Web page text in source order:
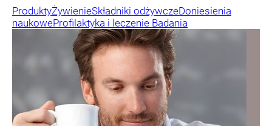
ProduktyŻywienieSkładniki odżywczeDoniesienia
naukoweProfilaktyka i leczenie Badania